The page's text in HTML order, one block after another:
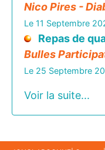
Nico Pires -
Le 11 Septembre
Repas de
Bulles
Le 25 Septembre
Voir la suite...